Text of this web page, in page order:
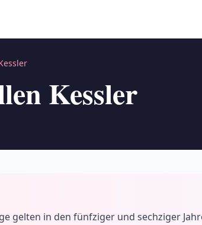
Kessler
gelten in den fünfziger und sechziger